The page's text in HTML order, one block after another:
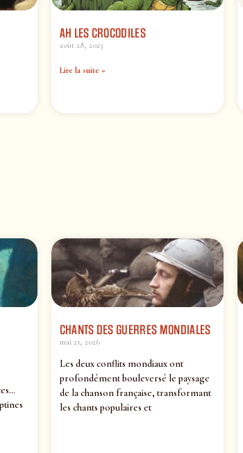
AH LES CROCODILES
août 28, 2023
Lire la suite »
CHANTS DES GUERRES MONDIALES
mai 21, 2026
Les deux conflits mondiaux ont
profondément bouleversé le paysage
de la chanson française, transformant
les chants populaires et